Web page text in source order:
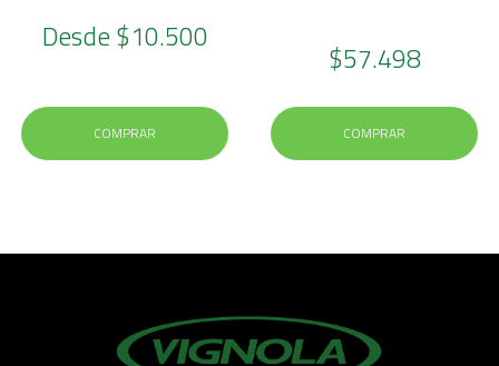
Desde$10.500
COMPRAR
$57.498
COMPRAR